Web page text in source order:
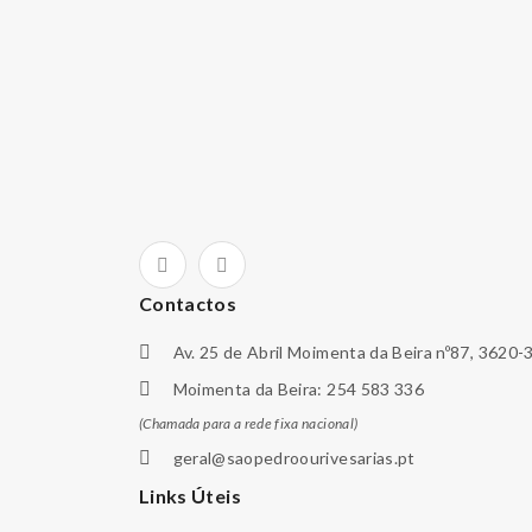
Contactos
Av. 25 de Abril Moimenta da Beira nº87, 3620-
Moimenta da Beira: 254 583 336
(Chamada para a rede fixa nacional)
geral@saopedroourivesarias.pt
Links Úteis